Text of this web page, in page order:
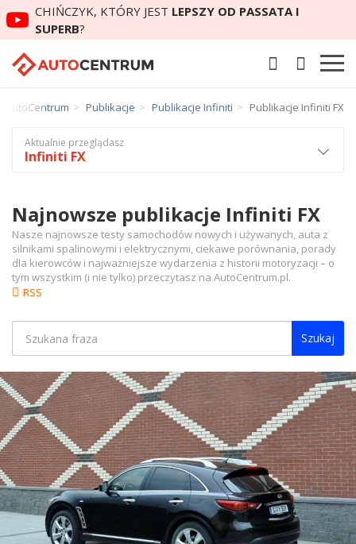
CHIŃCZYK, KTÓRY JEST LEPSZY OD PASSATA I
SUPERB?
AutoCentrum Publikacje Publikacje Infiniti Publikacje Infiniti FX
Najnowsze publikacje Infiniti FX
RSS
Nasze najnowsze testy samochodów nowych i używanych, auta z
silnikami spalinowymi i elektrycznymi, ciekawe porównania, porady
dla kierowców i najważniejsze wydarzenia z historii motoryzacji – o
tym wszystkim (i nie tylko) przeczytasz na AutoCentrum.pl.
Szukaj
Aktualnie przeglądasz
Infiniti FX